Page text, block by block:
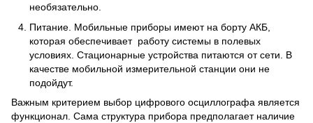
необязательно.
Питание. Мобильные приборы имеют на борту АКБ,
которая обеспечивает работу системы в полевых
условиях. Стационарные устройства питаются от сети. В
качестве мобильной измерительной станции они не
подойдут.
Важным критерием выбор цифрового осциллографа является
функционал. Сама структура прибора предполагает наличие